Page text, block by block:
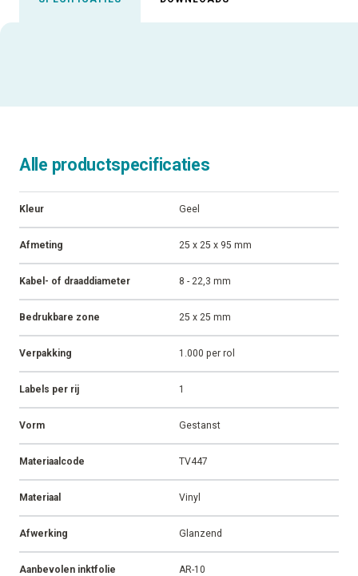
Alle productspecificaties
Kleur Geel
Afmeting 25 x 25 x 95 mm
Kabel- of draaddiameter 8 - 22,3 mm
Bedrukbare zone 25 x 25 mm
Verpakking 1.000 per rol
Labels per rij 1
Vorm Gestanst
Materiaalcode TV447
Materiaal Vinyl
Afwerking Glanzend
Aanbevolen inktfolie AR-10